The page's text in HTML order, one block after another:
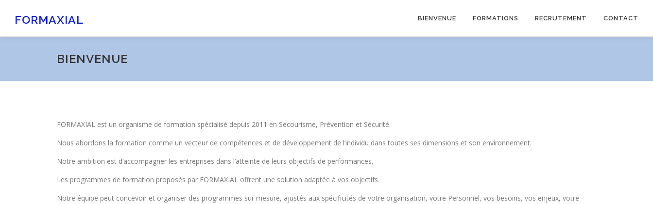
FORMAXIAL BIENVENUE FORMATIONS RECRUTEMENT CONTACT
BIENVENUE
FORMAXIAL est un organisme de formation spécialisé depuis 2011 en Secourisme, Prévention et Sécurité.
Nous abordons la formation comme un vecteur de compétences et de développement de l’individu dans toutes ses dimensions et son environnement.
Notre ambition est d’accompagner les entreprises dans l’atteinte de leurs objectifs de performances.
Les programmes de formation proposés par FORMAXIAL offrent une solution adaptée à vos objectifs.
Notre équipe peut concevoir et organiser des programmes sur mesure, ajustés aux spécificités de votre organisation, votre Personnel, vos besoins, vos enjeux, votre